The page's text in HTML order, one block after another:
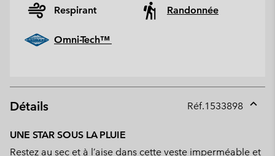
Respirant Randonnée
Omni-Tech™
Détails Réf.1533898
UNE STAR SOUS LA PLUIE
Restez au sec et à l’aise dans cette veste imperméable et